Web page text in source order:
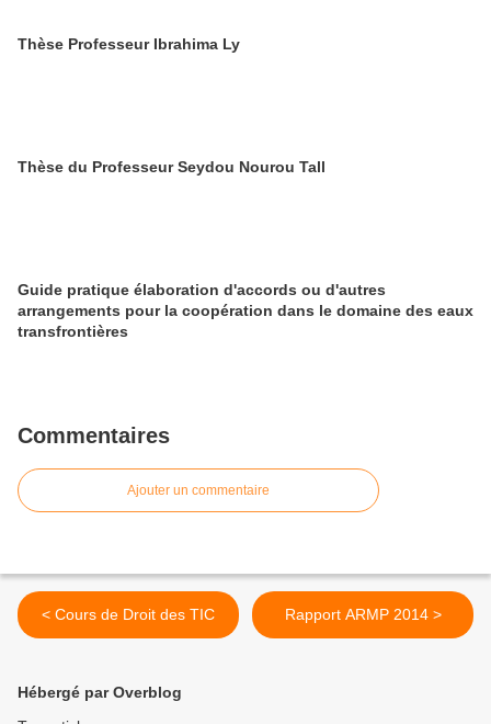
Thèse Professeur Ibrahima Ly
Thèse du Professeur Seydou Nourou Tall
Guide pratique élaboration d'accords ou d'autres
arrangements pour la coopération dans le domaine des eaux
transfrontières
Commentaires
Ajouter un commentaire
< Cours de Droit des TIC Rapport ARMP 2014 >
Hébergé par Overblog